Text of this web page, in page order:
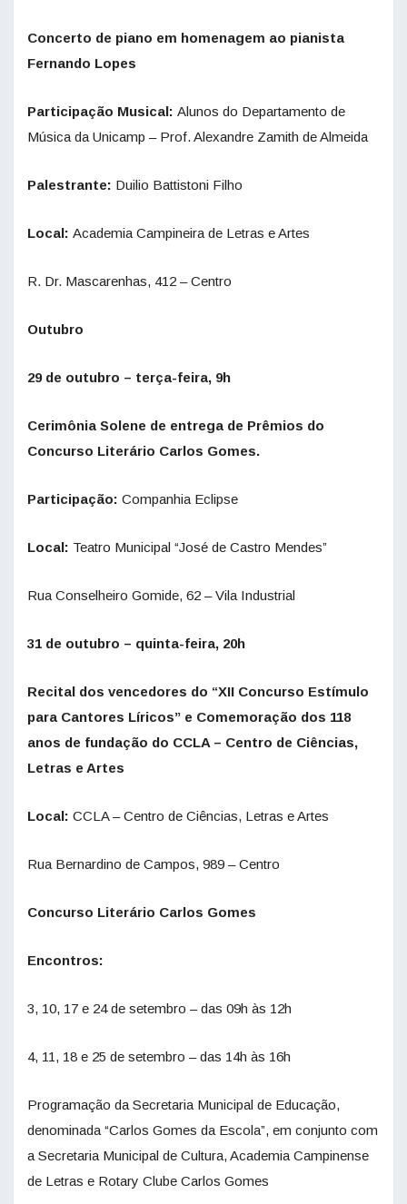
Concerto de piano em homenagem ao pianista
Fernando Lopes
Participação Musical: Alunos do Departamento de
Música da Unicamp – Prof. Alexandre Zamith de Almeida
Palestrante: Duilio Battistoni Filho
Local: Academia Campineira de Letras e Artes
R. Dr. Mascarenhas, 412 – Centro
Outubro
29 de outubro – terça-feira, 9h
Cerimônia Solene de entrega de Prêmios do
Concurso Literário Carlos Gomes.
Participação: Companhia Eclipse
Local: Teatro Municipal “José de Castro Mendes”
Rua Conselheiro Gomide, 62 – Vila Industrial
31 de outubro – quinta-feira, 20h
Recital dos vencedores do “XII Concurso Estímulo
para Cantores Líricos” e Comemoração dos 118
anos de fundação do CCLA – Centro de Ciências,
Letras e Artes
Local: CCLA – Centro de Ciências, Letras e Artes
Rua Bernardino de Campos, 989 – Centro
Concurso Literário Carlos Gomes
Encontros:
3, 10, 17 e 24 de setembro – das 09h às 12h
4, 11, 18 e 25 de setembro – das 14h às 16h
Programação da Secretaria Municipal de Educação,
denominada “Carlos Gomes da Escola”, em conjunto com
a Secretaria Municipal de Cultura, Academia Campinense
de Letras e Rotary Clube Carlos Gomes